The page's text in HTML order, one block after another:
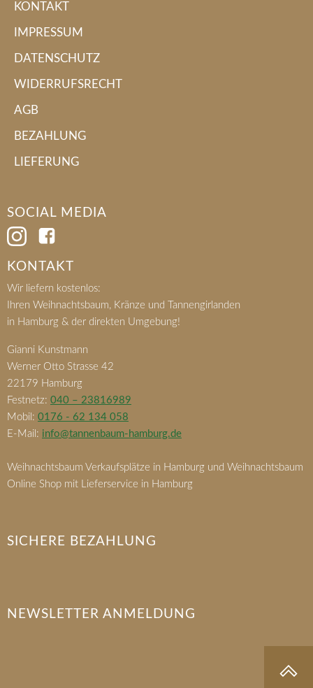
KONTAKT
IMPRESSUM
DATENSCHUTZ
WIDERRUFSRECHT
AGB
BEZAHLUNG
LIEFERUNG
SOCIAL MEDIA
KONTAKT
Wir liefern kostenlos:
Ihren Weihnachtsbaum, Kränze und Tannengirlanden
in Hamburg & der direkten Umgebung!
Gianni Kunstmann
Werner Otto Strasse 42
22179 Hamburg
Festnetz: 040 – 23816989
Mobil: 0176 - 62 134 058
E-Mail: info@tannenbaum-hamburg.de
Weihnachtsbaum Verkaufsplätze in Hamburg und Weihnachtsbaum
Online Shop mit Lieferservice in Hamburg
SICHERE BEZAHLUNG
NEWSLETTER ANMELDUNG